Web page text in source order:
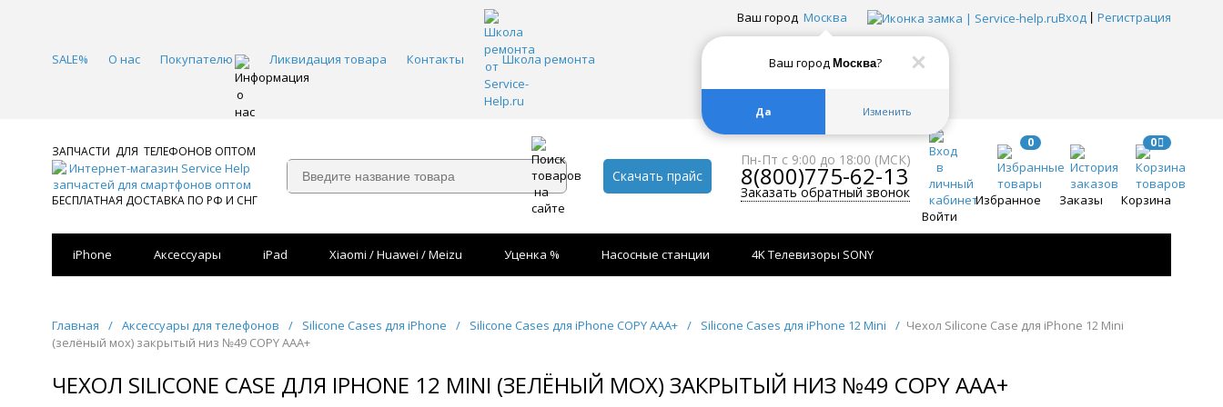
Ваш город Москва?
Да Изменить
SALE% О нас Покупателю Ликвидация товара Контакты Школа ремонта
Ваш город Москва Вход Регистрация
ЗАПЧАСТИ ДЛЯ ТЕЛЕФОНОВ ОПТОМ
БЕСПЛАТНАЯ ДОСТАВКА ПО РФ И СНГ
Скачать прайс
Пн-Пт с 9:00 до 18:00 (МСК)
8(800)775-62-13
Заказать обратный звонок
Войти
0
Избранное Заказы
0
Корзина
iPhone Аксессуары iPad Xiaomi / Huawei / Meizu Уценка % Насосные станции 4K Телевизоры SONY
Главная / Аксессуары для телефонов / Silicone Cases для iPhone / Silicone Cases для iPhone COPY AAA+ / Silicone Cases для iPhone 12 Mini / Чехол Silicone Case для iPhone 12 Mini
(зелёный мох) закрытый низ №49 COPY AAA+
ЧЕХОЛ SILICONE CASE ДЛЯ IPHONE 12 MINI (ЗЕЛЁНЫЙ МОХ) ЗАКРЫТЫЙ НИЗ №49 COPY AAA+